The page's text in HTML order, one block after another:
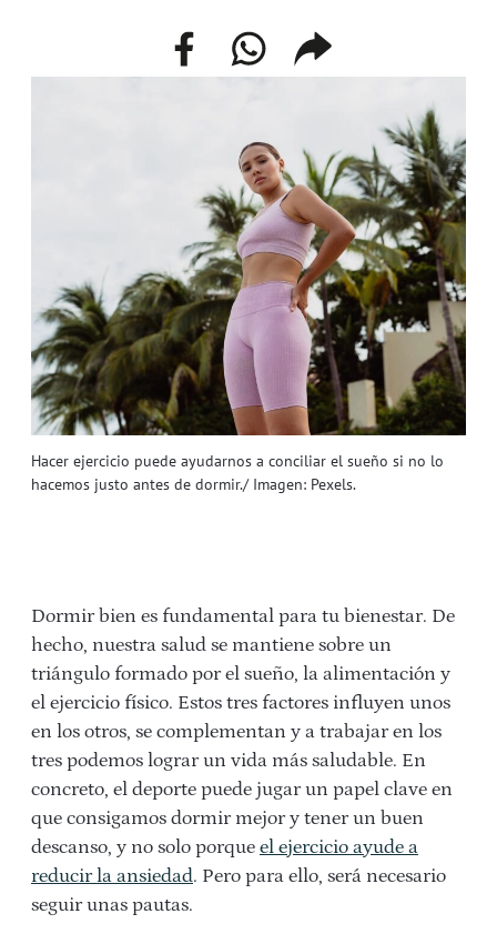
Hacer ejercicio puede ayudarnos a conciliar el sueño si no lo
hacemos justo antes de dormir./ Imagen: Pexels.
facebookwhatsappcompartir
enlace
Dormir bien es fundamental para tu bienestar. De
hecho, nuestra salud se mantiene sobre un
triángulo formado por el sueño, la alimentación y
el ejercicio físico. Estos tres factores influyen unos
en los otros, se complementan y a trabajar en los
tres podemos lograr un vida más saludable. En
concreto, el deporte puede jugar un papel clave en
que consigamos dormir mejor y tener un buen
descanso, y no solo porque el ejercicio ayude a
reducir la ansiedad. Pero para ello, será necesario
seguir unas pautas.